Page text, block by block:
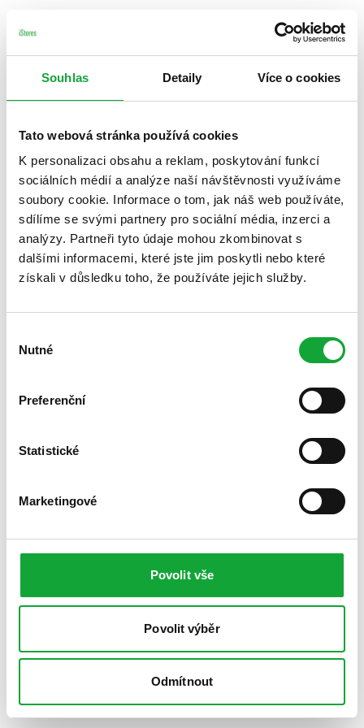
Souhlas Detaily Více o cookies
Tato webová stránka používá cookies
K personalizaci obsahu a reklam, poskytování funkcí
sociálních médií a analýze naší návštěvnosti využíváme
soubory cookie. Informace o tom, jak náš web používáte,
sdílíme se svými partnery pro sociální média, inzerci a
analýzy. Partneři tyto údaje mohou zkombinovat s
dalšími informacemi, které jste jim poskytli nebo které
získali v důsledku toho, že používáte jejich služby.
souhlasu
Nutné
Preferenční
Statistické
Marketingové
Povolit vše
Povolit výběr
Odmítnout